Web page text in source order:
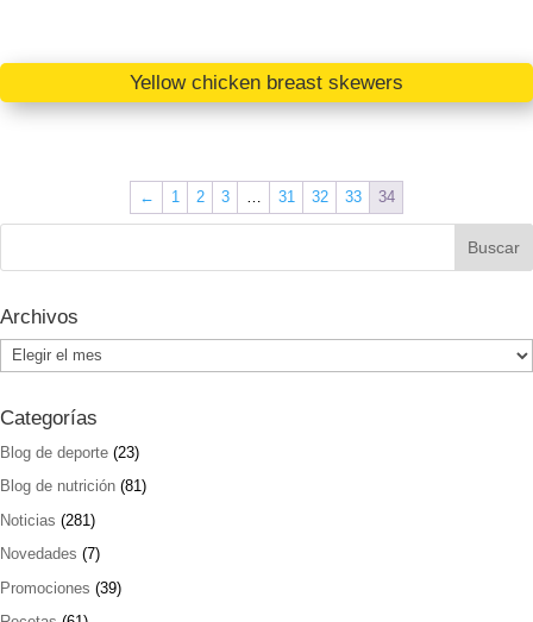
Yellow chicken breast skewers
← 1 2 3 … 31 32 33 34
Archivos
Archivos
Categorías
Blog de deporte (23)
Blog de nutrición (81)
Noticias (281)
Novedades (7)
Promociones (39)